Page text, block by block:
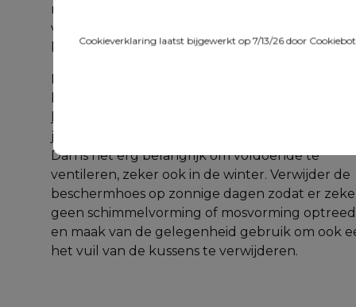
Cookieverklaring laatst bijgewerkt op 7/13/26 door Cookiebot
reëel. Weather+ kussens en de polyester
van onze
binnen opgeborgen worden.
Heb je geen ruimte om je kussens binnen op te
je tuinmeubel. Gebruik je een beschermhoes?
Dan is het erg belangrijk om voldoende te
ventileren, zeker ook in de winter. Verwijder de
beschermhoes op zonnige dagen zodat er
geen schimmelvorming of mosvorming
en maak van de gelegenheid gebruik om ook
het vuil van de kussens te verwijderen.